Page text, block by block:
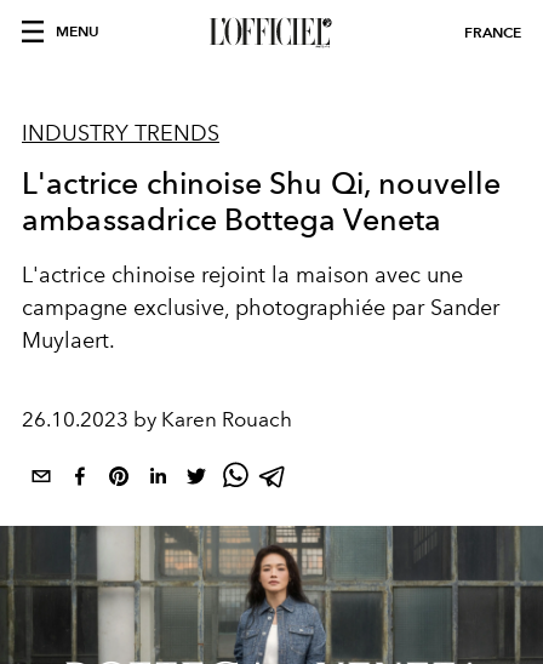
MENU FRANCE
INDUSTRY TRENDS
L'actrice chinoise Shu Qi, nouvelle
ambassadrice Bottega Veneta
L'actrice chinoise rejoint la maison avec une
campagne exclusive, photographiée par Sander
Muylaert.
26.10.2023 by Karen Rouach